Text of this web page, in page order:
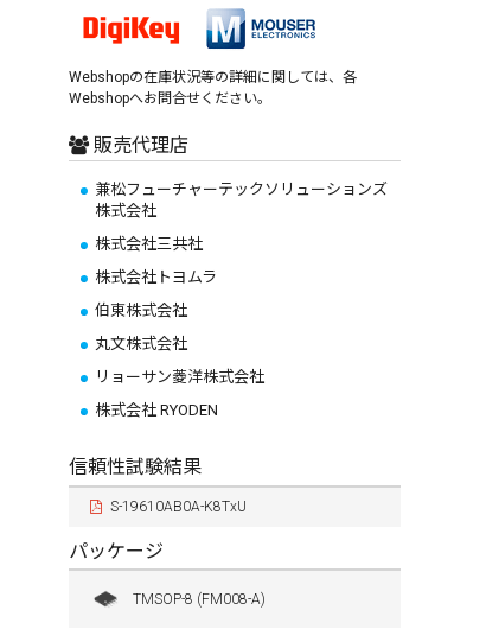
Webshopの在庫状況等の詳細に関しては、各
Webshopへお問合せください。
販売代理店
兼松フューチャーテックソリューションズ
株式会社
株式会社三共社
株式会社トヨムラ
伯東株式会社
丸文株式会社
リョーサン菱洋株式会社
株式会社 RYODEN
信頼性試験結果
S-19610AB0A-K8TxU
パッケージ
TMSOP-8 (FM008-A)